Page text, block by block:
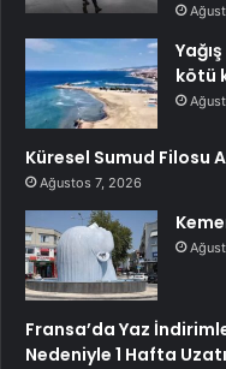
kötü
Küresel Sumud Filosu
Ağustos 7, 2026
Fransa’da Yaz
Nedeniyle 1 Hafta